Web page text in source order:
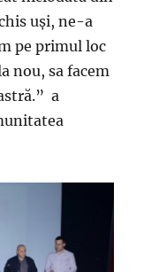
uşi, ne-a
pe primul loc
nou, sa facem
a